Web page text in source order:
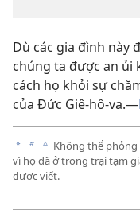
Dù các gia đình này
chúng ta được an ủi
cách họ khỏi sự
của Đức Giê-hô-va.​—
a b c Không thể phỏng
vì họ đã ở trong trại tạm
được viết.